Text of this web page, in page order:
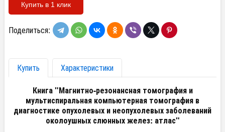
Купить в 1 клик
Поделиться:
Купить
Характеристики
Книга "Магнитно-резонансная томография и
мультиспиральная компьютерная томография в
диагностике опухолевых и неопухолевых заболеваний
околоушных слюнных желез: атлас"